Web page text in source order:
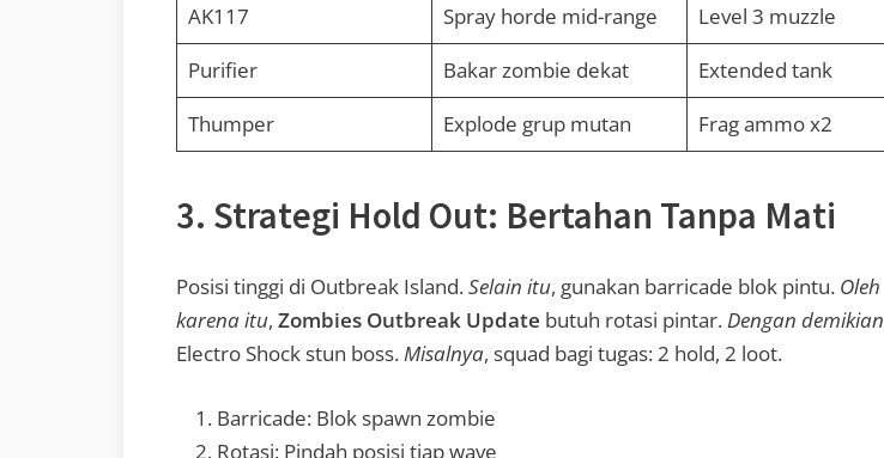
AK117
Spray horde mid-range
Level 3 muzzle
Purifier
Bakar zombie dekat
Extended tank
Thumper
Explode grup mutan Frag ammo x2
3. Strategi Hold Out: Bertahan Tanpa Mati
Posisi tinggi di Outbreak Island.Selain itu, gunakan barricade blok pintu. Oleh
karena itu, Zombies Outbreak Update butuh rotasi pintar.Dengan demikian
Electro Shock stun boss.Misalnya, squad bagi tugas: 2 hold, 2 loot.
Barricade: Blok spawn zombie
Rotasi: Pindah posisi tiap wave